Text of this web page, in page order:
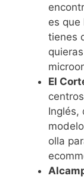
es que
tienes
El
Inglés,
olla